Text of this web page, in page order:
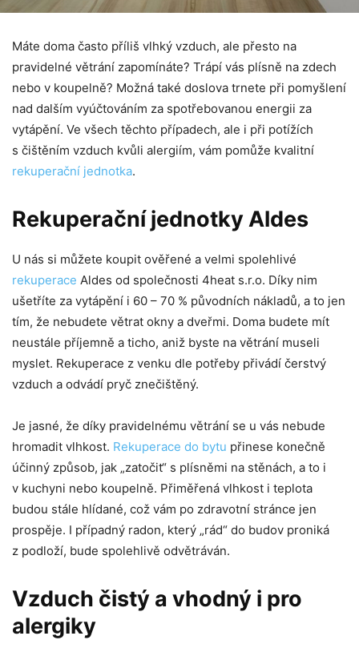
Máte doma často příliš vlhký vzduch, ale přesto na
pravidelné větrání zapomínáte? Trápí vás plísně na zdech
nebo v koupelně? Možná také doslova trnete při pomyšlení
nad dalším vyúčtováním za spotřebovanou energii za
vytápění. Ve všech těchto případech, ale i při potížích
s čištěním vzduch kvůli alergiím, vám pomůže kvalitní
rekuperační jednotka.
Rekuperační jednotky Aldes
U nás si můžete koupit ověřené a velmi spolehlivé
rekuperace Aldes od společnosti 4heat s.r.o. Díky nim
ušetříte za vytápění i 60 – 70 % původních nákladů, a to jen
tím, že nebudete větrat okny a dveřmi. Doma budete mít
neustále příjemně a ticho, aniž byste na větrání museli
myslet. Rekuperace z venku dle potřeby přivádí čerstvý
vzduch a odvádí pryč znečištěný.
Je jasné, že díky pravidelnému větrání se u vás nebude
hromadit vlhkost. Rekuperace do bytu přinese konečně
účinný způsob, jak „zatočit“ s plísněmi na stěnách, a to i
v kuchyni nebo koupelně. Přiměřená vlhkost i teplota
budou stále hlídané, což vám po zdravotní stránce jen
prospěje. I případný radon, který „rád“ do budov proniká
z podloží, bude spolehlivě odvětráván.
Vzduch čistý a vhodný i pro
alergiky